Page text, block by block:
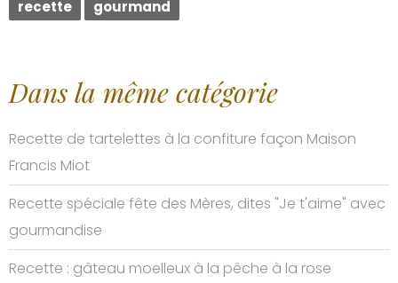
recette gourmand
Dans la même catégorie
Recette de tartelettes à la confiture façon Maison
Francis Miot
Recette spéciale fête des Mères, dites "Je t'aime" avec
gourmandise
Recette : gâteau moelleux à la pêche à la rose